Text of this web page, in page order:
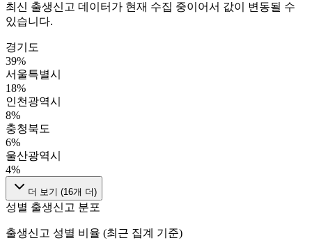
최신 출생신고 데이터가 현재 수집 중이어서 값이 변동될 수
있습니다.
경기도
39%
서울특별시
18%
인천광역시
8%
충청북도
6%
울산광역시
4%
더 보기 (16개 더)
성별 출생신고 분포
출생신고 성별 비율 (최근 집계 기준)